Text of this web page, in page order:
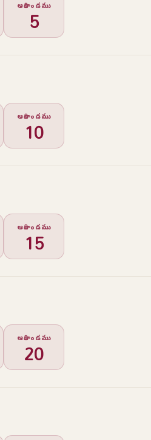
ఆదికాండము
5
ఆదికాండము
10
ఆదికాండము
15
ఆదికాండము
20